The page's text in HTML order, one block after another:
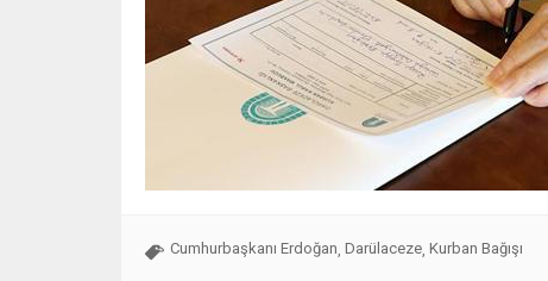
Cumhurbaşkanı Erdoğan, Darülaceze, Kurban Bağışı